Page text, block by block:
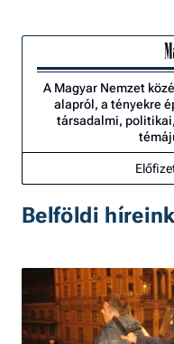
A Magyar Nemzet
alapról, a tényekre
társadalmi,
Belföldi